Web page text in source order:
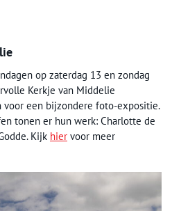
op zaterdag 13 en zondag
Kerkje van Middelie
voor een bijzondere foto-expositie.
tonen er hun werk: Charlotte de
Kijk hier voor meer